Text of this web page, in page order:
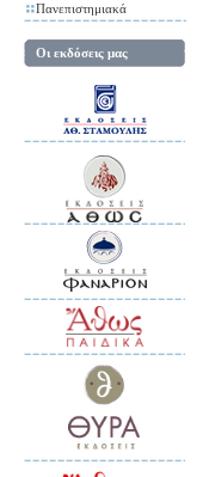
Πανεπιστημιακά
Οι εκδόσεις μας